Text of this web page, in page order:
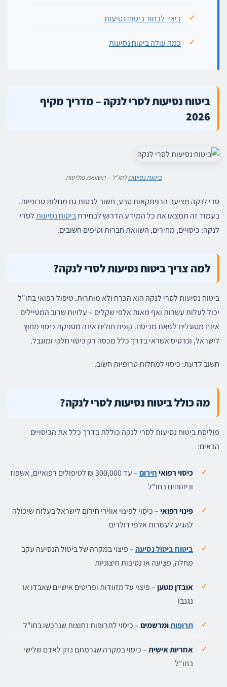
כיצד לבחור ביטוח נסיעות
כמה עולה ביטוח נסיעות
ביטוח נסיעות לסרי לנקה – מדריך מקיף
2026
ביטוח נסיעותלחו"ל – השוואת פוליסות
סרי לנקה מציעה הרפתקאות טבע, חשוב לכסות גם מחלות טרופיות.
בעמוד זה תמצאו את כל המידע הדרוש לבחירתביטוח נסיעותלסרי
לנקה: כיסויים, מחירים, השוואת חברות וטיפים חשובים.
למה צריך ביטוח נסיעות לסרי לנקה?
ביטוח נסיעות לסרי לנקה הוא הכרח ולא מותרות. טיפול רפואי בחו"ל
יכול לעלות עשרות ואף מאות אלפי שקלים – עלויות שרוב המטיילים
אינם מסוגלים לשאת מכיסם. קופת חולים אינה מספקת כיסוי מחוץ
לישראל, וכרטיס אשראי בדרך כלל מכסה רק כיסוי חלקי ומוגבל.
חשוב לדעת: כיסוי למחלות טרופיות חשוב.
מה כולל ביטוח נסיעות לסרי לנקה?
פוליסת ביטוח נסיעות לסרי לנקה כוללת בדרך כלל את הכיסויים
הבאים:
כיסוי רפואיחירום
– עד 300,000 ₪ לטיפולים רפואיים, אשפוז
וניתוחים בחו"ל
פינוי רפואי– כיסוי לפינוי אווירי חירום לישראל בעלות שיכולה
להגיע לעשרות אלפי דולרים
ביטוח ביטול נסיעה– פיצוי במקרה של ביטול הנסיעה עקב
מחלה, פציעה או נסיבות חיצוניות
אובדן מטען– פיצוי על מזוודות ופריטים אישיים שאבדו או
נגנבו
תרופותומרשמים– כיסוי לתרופות נחוצות שנרכשו בחו"ל
אחריות אישית– כיסוי במקרה שגרמתם נזק לאדם שלישי
בחו"ל